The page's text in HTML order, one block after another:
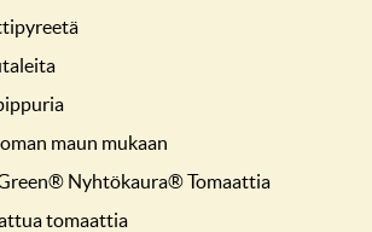
maun mukaan
Nyhtökaura® Tomaattia
tomaattia